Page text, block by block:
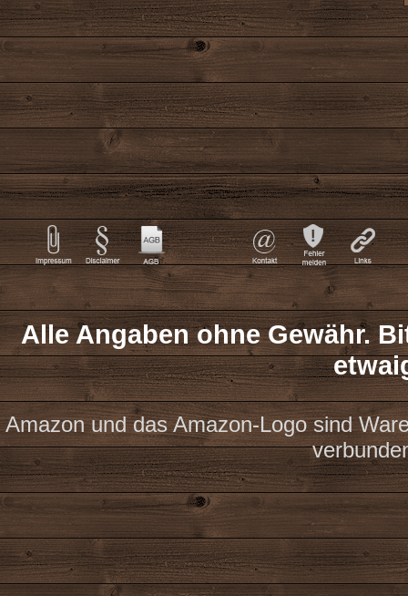
Alle Angaben ohne Gewähr.
Amazon und das Amazon-Logo sind